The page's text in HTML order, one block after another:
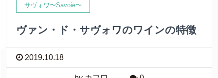
サヴォワ〜Savoie〜
ヴァン・ド・サヴォワのワインの特徴
2019.10.18